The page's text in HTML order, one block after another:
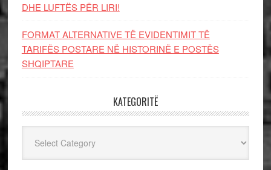
DHE LUFTЁS PЁR LIRI!
FORMAT ALTERNATIVE TË EVIDENTIMIT TË
TARIFËS POSTARE NË HISTORINË E POSTËS
SHQIPTARE
KATEGORITË